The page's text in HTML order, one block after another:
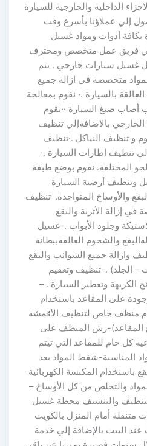
الداخلية والخارجية للسيارة
إلي عملاؤنا بأسرع وقت
أدوات ومواد غسيل
إلي فريق عمل متخصص ومحترف
غسيل سيارات خارجي . يتم
متخصصة في ازالة جميع
العالقة بالسيارة .· نقوم بمعالجة
أصاب صبغ السيارة ··نقوم
بالاضافةإلي تنظيف
و تنظيف النياكل .·تنظيف
تنظيف اطارات السيارة .·
المختلفة. نقوم بوضع طبقة
وتنظيف أرضية السيارة
والأوساخ المتواجدة.-تنظيف
إزالة الأتربة والبقع
وجلود الأبواب .-غسيل
والشحوم العالقةببطانة
وازالة جميع الشوائب والبقع
– الجلد) .-تنظيف وتعقيم
الكريهة وتعطير السيارة . –
على المقاعد باستخدام
منظف خاص لتنظيف الأقمشة
المقاعد)-رش المنظف على
كل خام للمقاعد التي تيتم
المناسبة-شفط المواد بعد
باستخدام المكنسة الكهربائية-
والتخلص من كل الأوساخ –
والتنشيف محطة غسيل
أمام المنزل بالكويت
البيت بالإضافة إلي خدمة